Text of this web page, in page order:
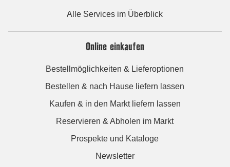
Alle Services im Überblick
Online einkaufen
Bestellmöglichkeiten & Lieferoptionen
Bestellen & nach Hause liefern lassen
Kaufen & in den Markt liefern lassen
Reservieren & Abholen im Markt
Prospekte und Kataloge
Newsletter